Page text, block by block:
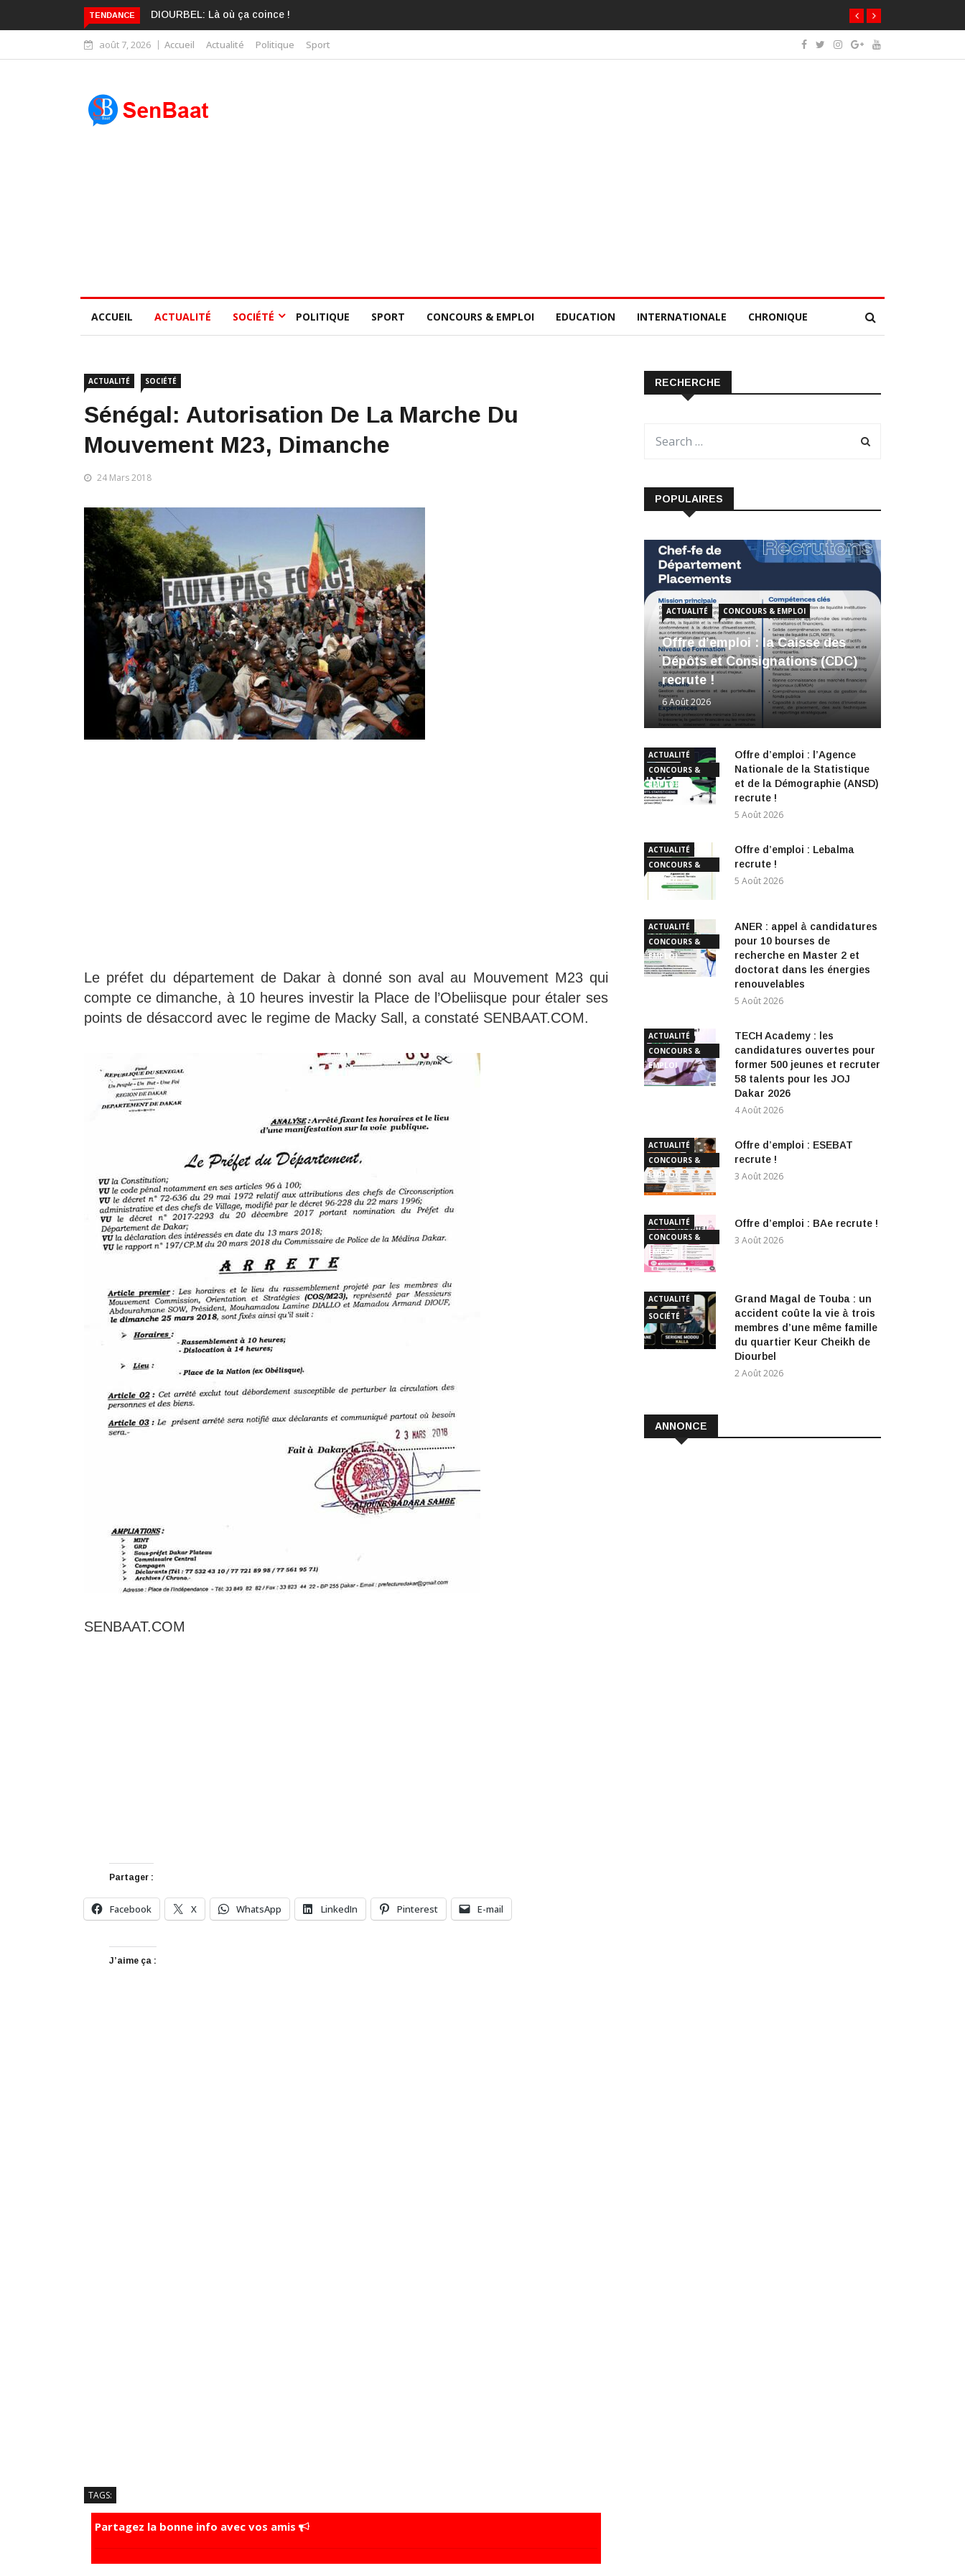
TENDANCE KARIME WADE EST DÉJÀ BLANCHI PAR LA CONSCIENCE COLLECTIVE DES SÉNÉGALAIS
août 7, 2026 Accueil Actualité Politique Sport
ACCUEIL ACTUALITÉ SOCIÉTÉ POLITIQUE SPORT CONCOURS & EMPLOI EDUCATION INTERNATIONALE CHRONIQUE
ACTUALITÉ SOCIÉTÉ
Sénégal: Autorisation De La Marche Du
Mouvement M23, Dimanche
24 Mars 2018
Le préfet du département de Dakar à donné son aval au Mouvement M23 qui
compte ce dimanche, à 10 heures investir la Place de l’Obeliisque pour étaler ses
points de désaccord avec le regime de Macky Sall, a constaté SENBAAT.COM.
SENBAAT.COM
Partager :
Facebook X WhatsApp LinkedIn Pinterest E-mail
J’aime ça :
TAGS:
Partagez la bonne info avec vos amis
RECHERCHE
POPULAIRES
ACTUALITÉ CONCOURS & EMPLOI
Offre d’emploi : la Caisse des
Dépôts et Consignations (CDC)
recrute !
6 Août 2026
ACTUALITÉ
CONCOURS &
EMPLOI
Offre d’emploi : l’Agence
Nationale de la Statistique
et de la Démographie (ANSD)
recrute !
5 Août 2026
ACTUALITÉ
CONCOURS &
EMPLOI
Offre d’emploi : Lebalma
recrute !
5 Août 2026
ACTUALITÉ
CONCOURS &
EMPLOI
ANER : appel à candidatures
pour 10 bourses de
recherche en Master 2 et
doctorat dans les énergies
renouvelables
5 Août 2026
ACTUALITÉ
CONCOURS &
EMPLOI
TECH Academy : les
candidatures ouvertes pour
former 500 jeunes et recruter
58 talents pour les JOJ
Dakar 2026
4 Août 2026
ACTUALITÉ
CONCOURS &
EMPLOI
Offre d’emploi : ESEBAT
recrute !
3 Août 2026
ACTUALITÉ
CONCOURS &
EMPLOI
Offre d’emploi : BAe recrute !
3 Août 2026
ACTUALITÉ
SOCIÉTÉ
Grand Magal de Touba : un
accident coûte la vie à trois
membres d’une même famille
du quartier Keur Cheikh de
Diourbel
2 Août 2026
ANNONCE